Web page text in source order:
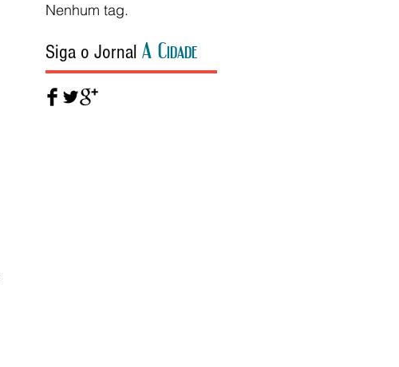
Nenhum tag.
Siga o Jornal A Cidade